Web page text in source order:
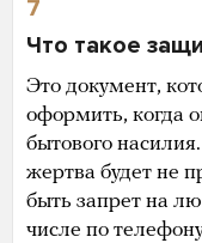
7
Что такое
Это документ,
оформить, когда
бытового
жертва будет не
быть запрет на
числе по